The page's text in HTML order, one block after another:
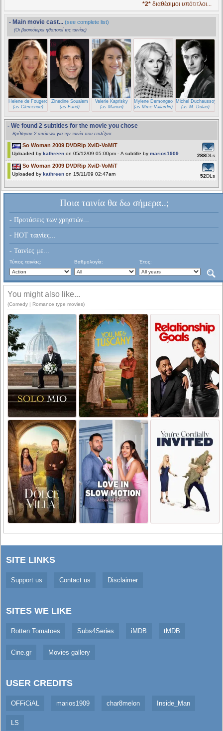
*2* διαθέσιμοι υπότιτλοι...
- Main movie cast... (see complete list)
(Οι βασικότεροι ηθοποιοί της ταινίας)
Helene de Fougerolles
(as Clemence)
Zinedine Soualem
(as Farid)
Valerie Kaprisky
(as Marion)
Mylene Demongeot
(as Mme Vallardin)
Michel Duchaussoy
(as M. Dulac)
- We found 2 subtitles for the movie you chose
Βρέθηκαν 2 υπότιτλοι για την ταινία που επιλέξατε
So Woman 2009 DVDRip XviD-VoMiT
Uploaded by kathreen on 05/12/09 05:00pm - A subtitle by marios1909 288DLs
So Woman 2009 DVDRip XviD-VoMiT
Uploaded by kathreen on 15/11/09 02:47am 52DLs
Ποια ταινία θα δω σήμερα..;
- Προτάσεις των χρηστών...
- HOT ταινίες...
- Ταινίες με...
Τύπος ταινίας: Βαθμολογία: Έτος:
You might also like...
(Comedy | Romance type movies)
SITE LINKS
Support us Contact us Disclaimer
SITES WE LIKE
Rotten Tomatoes Subs4Series iMDB tMDB
Cine.gr Movies gallery
USER CREDITS
OFFiCiAL marios1909 char8melon Inside_Man
LS